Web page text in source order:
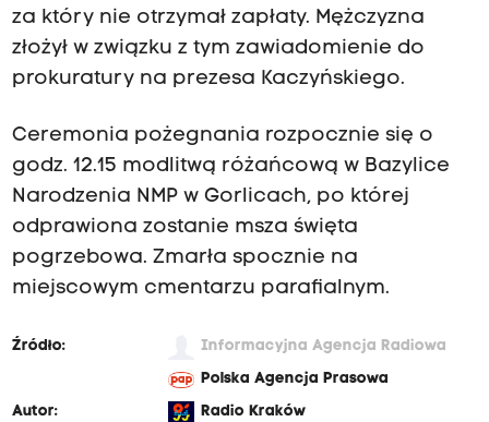
za który nie otrzymał zapłaty. Mężczyzna
złożył w związku z tym zawiadomienie do
prokuratury na prezesa Kaczyńskiego.
Ceremonia pożegnania rozpocznie się o
godz. 12.15 modlitwą różańcową w Bazylice
Narodzenia NMP w Gorlicach, po której
odprawiona zostanie msza święta
pogrzebowa. Zmarła spocznie na
miejscowym cmentarzu parafialnym.
Źródło:
Informacyjna Agencja Radiowa
Polska Agencja Prasowa
Autor:
Radio Kraków